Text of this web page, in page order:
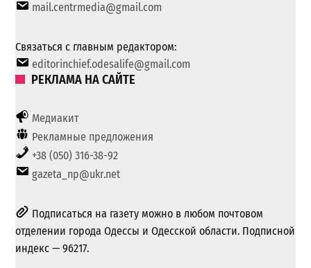
mail.centrmedia@gmail.com
Связаться с главным редактором:
editorinchief.odesalife@gmail.com
РЕКЛАМА НА САЙТЕ
Медиакит
Рекламные предложения
+38 (050) 316-38-92
gazeta_np@ukr.net
Подписаться на газету можно в любом почтовом
отделении города Одессы и Одесской области. Подписной
индекс — 96217.